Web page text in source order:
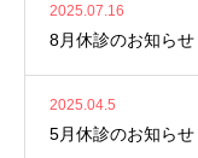
2025.07.16
8月休診のお知らせ
2025.04.5
5月休診のお知らせ